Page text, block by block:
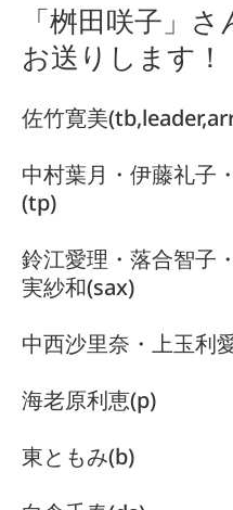
「桝田咲子」
お送りします！
佐竹寛美
中村葉月・伊藤礼子
(tp)
鈴江愛理・落合智子
実紗和(sax)
中西沙里奈・上玉利
海老原利恵(p)
東ともみ(b)